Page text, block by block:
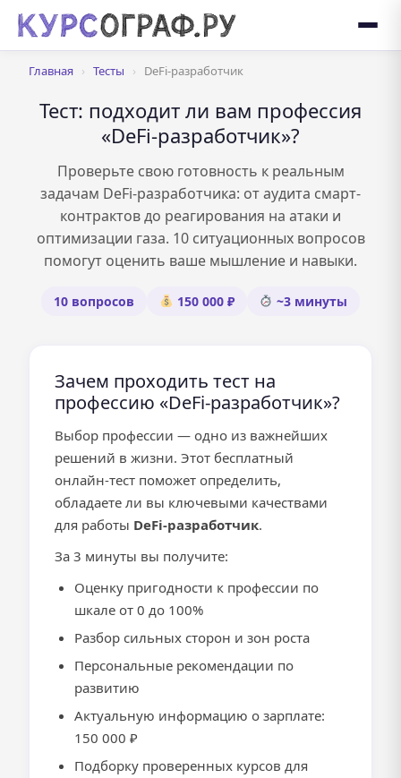
Главная › Тесты › DeFi-разработчик
Тест: подходит ли вам профессия
«DeFi-разработчик»?
Проверьте свою готовность к реальным
задачам DeFi-разработчика: от аудита смарт-
контрактов до реагирования на атаки и
оптимизации газа. 10 ситуационных вопросов
помогут оценить ваше мышление и навыки.
10 вопросов 150 000 ₽ ~3 минуты
Зачем проходить тест на
профессию «DeFi-разработчик»?
Выбор профессии — одно из важнейших
решений в жизни. Этот бесплатный
онлайн-тест поможет определить,
обладаете ли вы ключевыми качествами
для работы DeFi-разработчик.
За 3 минуты вы получите:
Оценку пригодности к профессии по
шкале от 0 до 100%
Разбор сильных сторон и зон роста
Персональные рекомендации по
развитию
Актуальную информацию о зарплате:
150 000 ₽
Подборку проверенных курсов для